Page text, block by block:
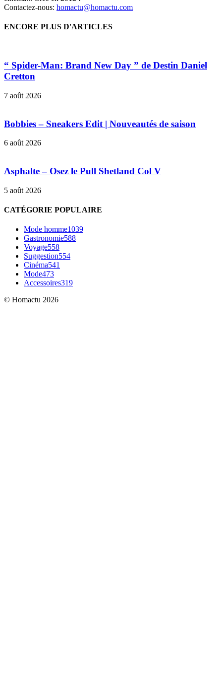
Contactez-nous: homactu@homactu.com
ENCORE PLUS D'ARTICLES
“ Spider-Man: Brand New Day ” de Destin Daniel
Cretton
7 août 2026
Bobbies – Sneakers Edit | Nouveautés de saison
6 août 2026
Asphalte – Osez le Pull Shetland Col V
5 août 2026
CATÉGORIE POPULAIRE
Mode homme1039
Gastronomie588
Voyage558
Suggestion554
Cinéma541
Mode473
Accessoires319
© Homactu 2026